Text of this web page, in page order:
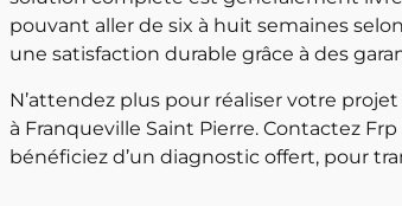
pouvant aller de six à huit semaines
une satisfaction durable grâce à des
N’attendez plus pour réaliser votre
à Franqueville Saint Pierre. Contactez
bénéficiez d’un diagnostic offert, pour